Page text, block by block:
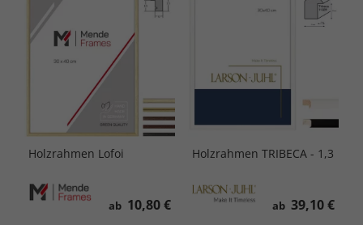
Holzrahmen Lofoi
ab 10,80 €
Holzrahmen TRIBECA - 1,3
ab 39,10 €